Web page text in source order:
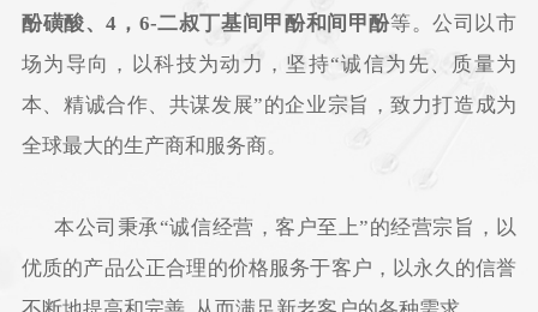
酚磺酸、4， 6-二叔丁基间甲酚和间甲酚等。公司以市
场为导向，以科技为动力，坚持“诚信为先、质量为
本、精诚合作、共谋发展”的企业宗旨，致力打造成为
全球最大的生产商和服务商。
本公司秉承“诚信经营，客户至上”的经营宗旨，以
优质的产品公正合理的价格服务于客户，以永久的信誉